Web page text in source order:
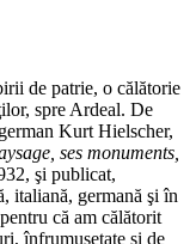
de patrie, o călătorie
spre Ardeal. De
Kurt Hielscher,
ses monuments,
şi publicat,
italiană, germană şi în
că am călătorit
înfrumuseţate şi de